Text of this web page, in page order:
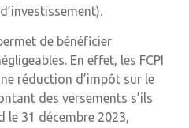
de bénéficier
En effet, les FCPI
réduction d’impôt sur le
des versements s’ils
le 31 décembre 2023,